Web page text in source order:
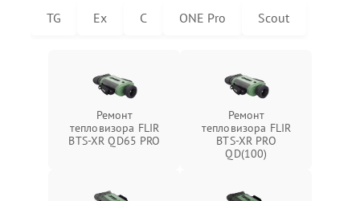
TG Ex C ONE Pro Scout
Ремонт
тепловизора FLIR
BTS-XR QD65 PRO
Ремонт
тепловизора FLIR
BTS-XR PRO
QD(100)